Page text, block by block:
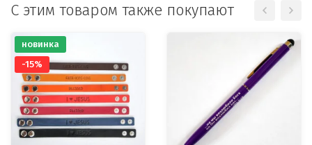
С этим товаром также покупают
новинка
-15%